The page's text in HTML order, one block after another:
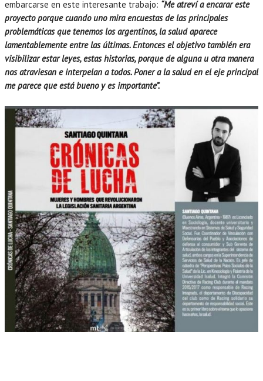
embarcarse en este interesante trabajo: “Me atreví a encarar este
proyecto porque cuando uno mira encuestas de las principales
problemáticas que tenemos los argentinos, la salud aparece
lamentablemente entre las últimas. Entonces el objetivo también era
visibilizar estar leyes, estas historias, porque de alguna u otra manera
nos atraviesan e interpelan a todos. Poner a la salud en el eje principal
me parece que está bueno y es importante”.